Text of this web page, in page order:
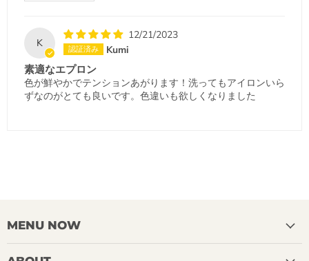
K
12/21/2023
Kumi
素適なエプロン
色が鮮やかでテンションあがります！洗ってもアイロンいら
ずなのがとても良いです。色違いも欲しくなりました
MENU NOW